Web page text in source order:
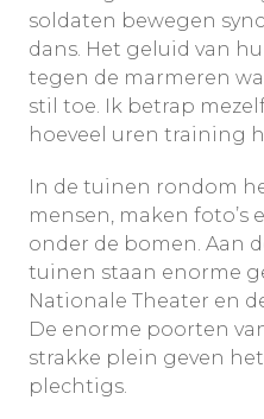
soldaten bewegen
dans. Het geluid van
tegen de marmeren
stil toe. Ik betrap
hoeveel uren training
In de tuinen rondom
mensen, maken foto’s
onder de bomen. Aan
tuinen staan enorme
Nationale Theater en
De enorme poorten
strakke plein geven
plechtigs.